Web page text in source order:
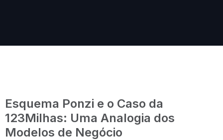
Esquema Ponzi e o Caso da
123Milhas: Uma Analogia dos
Modelos de Negócio